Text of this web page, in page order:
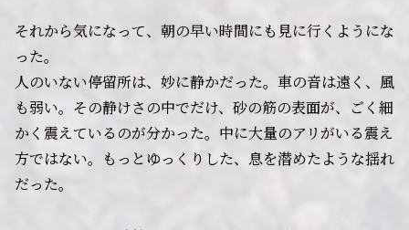
それから気になって、朝の早い時間にも見に行くようにな
った。
人のいない停留所は、妙に静かだった。車の音は遠く、風
も弱い。その静けさの中でだけ、砂の筋の表面が、ごく細
かく震えているのが分かった。中に大量のアリがいる震え
方ではない。もっとゆっくりした、息を潜めたような揺れ
だった。